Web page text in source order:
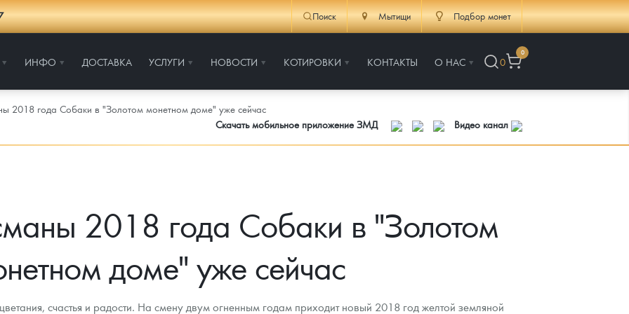
Поиск Мытищи Подбор монет
ИНФО ДОСТАВКА УСЛУГИ НОВОСТИ КОТИРОВКИ КОНТАКТЫ О НАС 0
0
2018 года Собаки в "Золотом монетном доме" уже сейчас
Скачать мобильное приложение ЗМД
Видео канал
2018 года Собаки в "Золотом
доме" уже сейчас
счастья и радости. На смену двум огненным годам приходит новый 2018 год желтой земляной